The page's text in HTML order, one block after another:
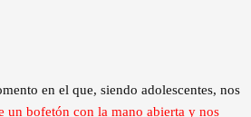
en el que, siendo adolescentes, nos
un bofetón con la mano abierta y nos